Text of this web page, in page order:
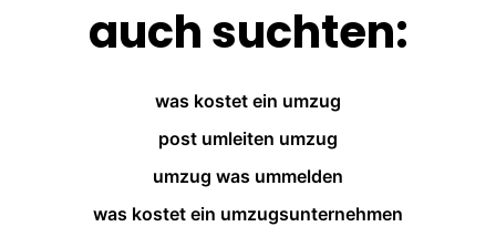
auch suchten:
was kostet ein umzug
post umleiten umzug
umzug was ummelden
was kostet ein umzugsunternehmen